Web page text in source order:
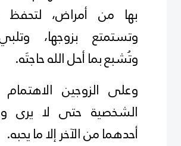
بها من أمراض، لتحفظ
وتستمتع بزوجها،
وتُشبع بما أحل الله حاجتَه.
وعلى الزوجين الاهتمام
الشخصية حتى لا يرى
أحدهما من الآخر إلا ما يحبه.